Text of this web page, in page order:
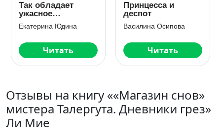
Так обладает
ужасное
чудовище…
Екатерина Юдина
Читать
Принцесса и
деспот
Василина Осипова
Читать
Отзывы на книгу ««Магазин снов»
мистера Талергута. Дневники грез»
Ли Мие